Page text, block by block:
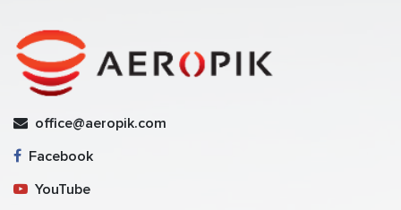
office@aeropik.com
Facebook
YouTube